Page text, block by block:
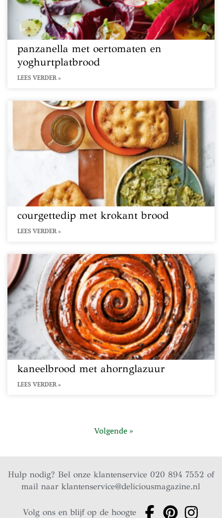
panzanella met oertomaten en
yoghurtplatbrood
LEES VERDER »
courgettedip met krokant brood
LEES VERDER »
kaneelbrood met ahornglazuur
LEES VERDER »
Volgende »
Hulp nodig? Bel onze klantenservice 020 894 7552 of
mail naarklantenservice@deliciousmagazine.nl
Volg ons en blijf op de hoogte